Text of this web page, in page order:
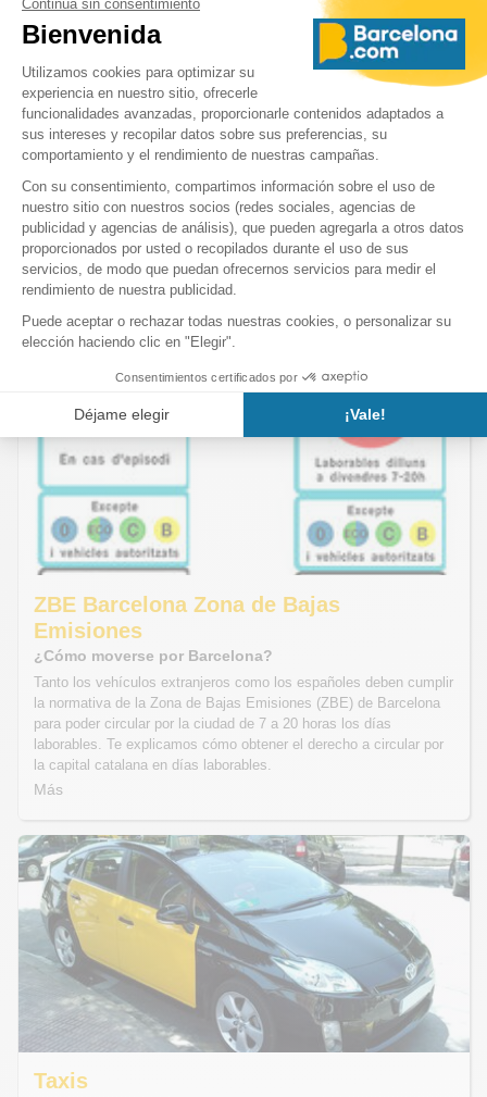
Mapas
Mapa turístico de Barcelona
Mapas de Barcelona - Mapas de la ciudad de Barcelona
ZBE Barcelona Zona de Bajas
Emisiones
¿Cómo moverse por Barcelona?
Tanto los vehículos extranjeros como los españoles deben cumplir
la normativa de la Zona de Bajas Emisiones (ZBE) de Barcelona
para poder circular por la ciudad de 7 a 20 horas los días
laborables. Te explicamos cómo obtener el derecho a circular por
la capital catalana en días laborables.
Más
Taxis